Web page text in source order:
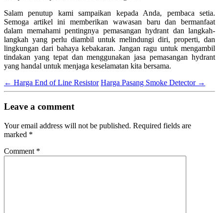
Salam penutup kami sampaikan kepada Anda, pembaca setia.
Semoga artikel ini memberikan wawasan baru dan bermanfaat
dalam memahami pentingnya pemasangan hydrant dan langkah-
langkah yang perlu diambil untuk melindungi diri, properti, dan
lingkungan dari bahaya kebakaran. Jangan ragu untuk mengambil
tindakan yang tepat dan menggunakan jasa pemasangan hydrant
yang handal untuk menjaga keselamatan kita bersama.
← Harga End of Line Resistor Harga Pasang Smoke Detector →
Leave a comment
Your email address will not be published. Required fields are
marked *
Comment *